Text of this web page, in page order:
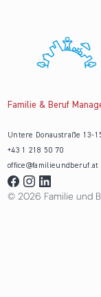
Familie & Beruf
Untere Donaustraße 13-
+43 1 218 50 70
office@familieundberuf.at
© 2026 Familie und